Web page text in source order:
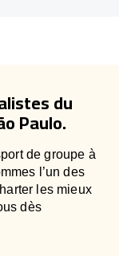
du
Paulo.
de groupe à
l’un des
les mieux
dès